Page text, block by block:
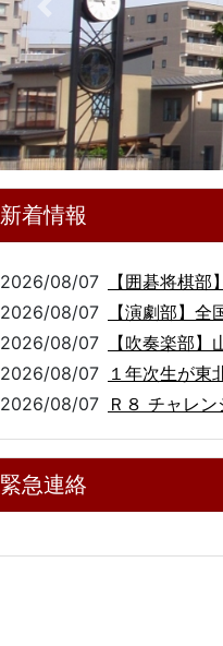
Previous
新着情報
2026/08/07
【囲碁将棋
2026/08/07
【演劇部】
2026/08/07
【吹奏楽部
2026/08/07 １年次生が東
2026/08/07 Ｒ８ チャレ
緊急連絡